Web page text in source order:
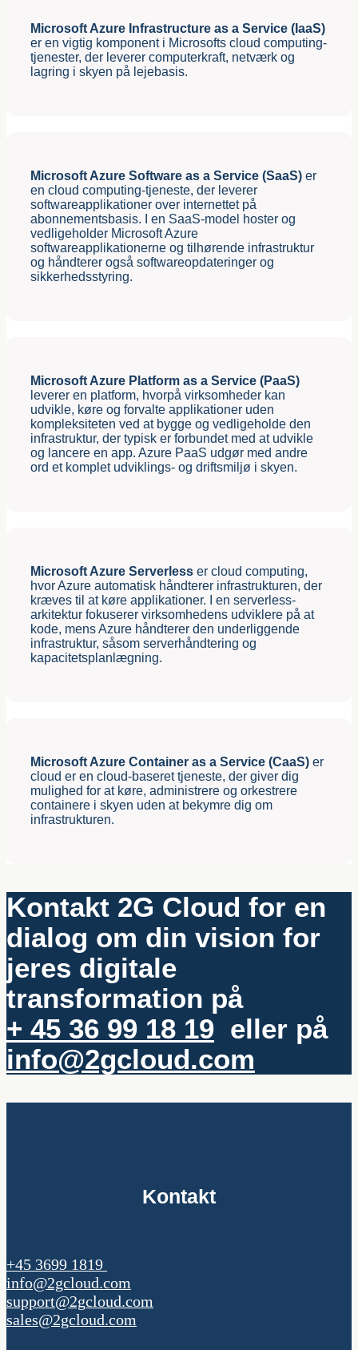
Microsoft Azure Infrastructure as a Service (IaaS)
er en vigtig komponent i Microsofts cloud computing-
tjenester, der leverer computerkraft, netværk og
lagring i skyen på lejebasis.
Microsoft Azure Software as a Service (SaaS) er
en cloud computing-tjeneste, der leverer
softwareapplikationer over internettet på
abonnementsbasis. I en SaaS-model hoster og
vedligeholder Microsoft Azure
softwareapplikationerne og tilhørende infrastruktur
og håndterer også softwareopdateringer og
sikkerhedsstyring.
Microsoft Azure Platform as a Service (PaaS)
leverer en platform, hvorpå virksomheder kan
udvikle, køre og forvalte applikationer uden
kompleksiteten ved at bygge og vedligeholde den
infrastruktur, der typisk er forbundet med at udvikle
og lancere en app. Azure PaaS udgør med andre
ord et komplet udviklings- og driftsmiljø i skyen.
Microsoft Azure Serverless er cloud computing,
hvor Azure automatisk håndterer infrastrukturen, der
kræves til at køre applikationer. I en serverless-
arkitektur fokuserer virksomhedens udviklere på at
kode, mens Azure håndterer den underliggende
infrastruktur, såsom serverhåndtering og
kapacitetsplanlægning.
Microsoft Azure Container as a Service (CaaS) er
cloud er en cloud-baseret tjeneste, der giver dig
mulighed for at køre, administrere og orkestrere
containere i skyen uden at bekymre dig om
infrastrukturen.
Kontakt 2G Cloud for en
dialog om din vision for
jeres digitale
transformation på
+ 45 36 99 18 19 eller på
info@2gcloud.com
Kontakt
+45 3699 1819
info@2gcloud.com
support@2gcloud.com
sales@2gcloud.com